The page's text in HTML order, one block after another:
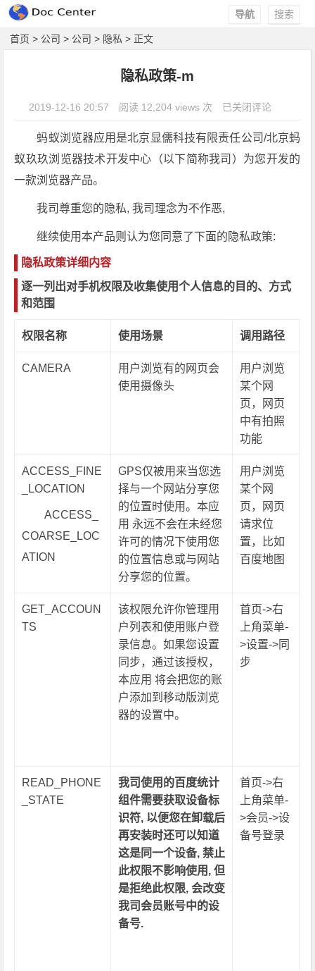
搜索
导航
首页 > 公司 > 公司 > 隐私 > 正文
隐私政策-m
2019-12-16 20:57 阅读 12,204 views 次 隐私政策-m
已关闭评论
蚂蚁浏览器应用是北京显儒科技有限责任公司/北京蚂
蚁玖玖浏览器技术开发中心（以下简称我司）为您开发的
一款浏览器产品。
我司尊重您的隐私, 我司理念为不作恶,
继续使用本产品则认为您同意了下面的隐私政策:
隐私政策详细内容
逐一列出对手机权限及收集使用个人信息的目的、方式
和范围
权限名称 使用场景 调用路径
CAMERA
用户浏览有的网页会
使用摄像头
用户浏览
某个网
页，网页
中有拍照
功能
ACCESS_FINE
_LOCATION
ACCESS_
COARSE_LOC
ATION
GPS仅被用来当您选
择与一个网站分享您
的位置时使用。本应
用 永远不会在未经您
许可的情况下使用您
的位置信息或与网站
分享您的位置。
用户浏览
某个网
页，网页
请求位
置，比如
百度地图
GET_ACCOUN
TS
该权限允许你管理用
户列表和使用账户登
录信息。如果您设置
同步，通过该授权，
本应用 将会把您的账
户添加到移动版浏览
器的设置中。
首页->右
上角菜单-
>设置->同
步
READ_PHONE
_STATE
我司使用的百度统计
组件需要获取设备标
识符, 以便您在卸载后
再安装时还可以知道
这是同一个设备, 禁止
此权限不影响使用, 但
是拒绝此权限, 会改变
我司会员账号中的设
备号.
首页->右
上角菜单-
>会员->设
备号登录